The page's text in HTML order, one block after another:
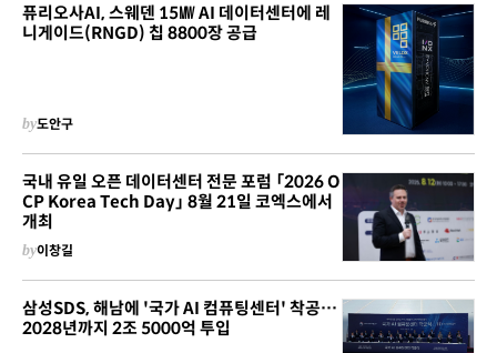
퓨리오사AI, 스웨덴 15㎿ AI 데이터센터에 레
니게이드(RNGD) 칩 8800장 공급
by도안구
국내 유일 오픈 데이터센터 전문 포럼 「2026 O
CP Korea Tech Day」 8월 21일 코엑스에서
개최
by이창길
삼성SDS, 해남에 '국가 AI 컴퓨팅센터' 착공…
2028년까지 2조 5000억 투입